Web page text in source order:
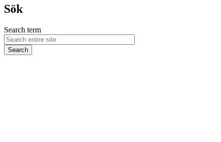
Sök
Search term